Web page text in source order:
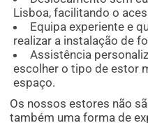
Lisboa, facilitando o
Equipa experiente e
realizar a instalação de
Assistência
escolher o tipo de estor
espaço.
Os nossos estores não
também uma forma de